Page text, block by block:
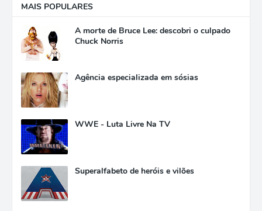
MAIS POPULARES
A morte de Bruce Lee: descobri o culpado
Chuck Norris
Agência especializada em sósias
WWE - Luta Livre Na TV
Superalfabeto de heróis e vilões